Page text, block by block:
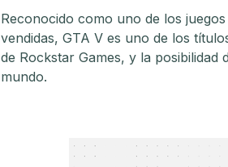
Reconocido como uno de los
vendidas, GTA V es uno de los
de Rockstar Games, y la
mundo.